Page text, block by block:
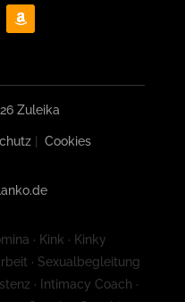
Zuleika
| Cookies
· Kink · Kinky
· Sexualbegleitung
· Intimacy Coach ·